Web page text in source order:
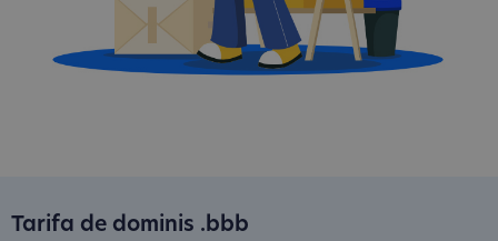
Tarifa de dominis .bbb